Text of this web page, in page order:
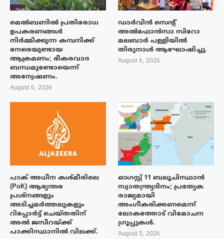
മെൽബണിൽ പ്രതിരോധ
ഉപകരണങ്ങൾ
നിർമ്മിക്കുന്ന കമ്പനിക്ക്
നേരെയുണ്ടായ
ആക്രമണം; ഭീകരവാദ
ബന്ധമുണ്ടോയെന്ന്
അന്വേഷണം.
August 6, 2026
ഡാർവിൻ സെന്റ്
അൽഫോൻസാ സിറോ
മലബാർ പള്ളിയിൽ
തിരുനാൾ ആഘോഷിച്ചു.
August 6, 2026
പാക് അധീന കശ്മീരിലെ
(PoK) ആഭ്യന്തര
പ്രശ്നങ്ങളും
അടിച്ചമർത്തലുകളും
റിപ്പോർട്ട് ചെയ്തതിന്
അൽ ജസീറയ്‌ക്ക്
പാക്കിസ്ഥാനിൽ വിലക്ക്.
ഓഗസ്റ്റ് 11 ബലൂചിസ്ഥാൻ
സ്വാതന്ത്ര്യദിനം; പ്രത്യേക
രാജ്യമായി
അംഗീകരിക്കണമെന്ന്
ലോകത്തോട് വിമോചന
ഗ്രൂപ്പുകൾ.
August 5, 2026